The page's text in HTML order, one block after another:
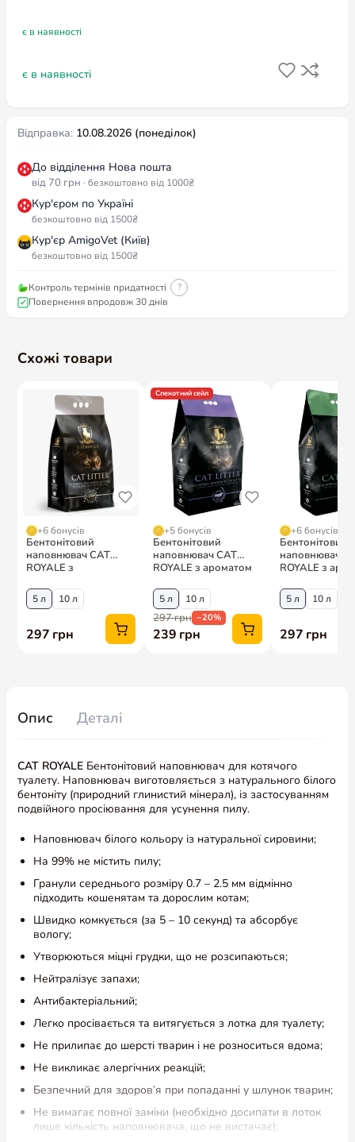
є в наявності
є в наявності
Відправка: 10.08.2026 (понеділок)
До відділення Нова пошта
від 70 грн · безкоштовно від 1000₴
Кур'єром по Україні
безкоштовно від 1500₴
Кур'єр AmigoVet (Київ)
безкоштовно від 1500₴
Контроль термінів придатності ?
Повернення впродовж 30 днів
Схожі товари
Опис Деталі
CAT ROYALE Бентонітовий наповнювач для котячого
туалету. Наповнювач виготовляється з натурального білого
бентоніту (природний глинистий мінерал), із застосуванням
подвійного просіювання для усунення пилу.
Наповнювач білого кольору із натуральної сировини;
На 99% не містить пилу;
Гранули середнього розміру 0.7 – 2.5 мм відмінно
підходить кошенятам та дорослим котам;
Швидко комкується (за 5 – 10 секунд) та абсорбує
вологу;
Утворюються міцні грудки, що не розсипаються;
Нейтралізує запахи;
Антибактеріальний;
Легко просівається та витягується з лотка для туалету;
Не прилипає до шерсті тварин і не розноситься вдома;
Не викликає алергічних реакцій;
Безпечний для здоров’я при попаданні у шлунок тварин;
Не вимагає повної заміни (необхідно досипати в лоток
лише кількість наповнювача, що не вистачає);